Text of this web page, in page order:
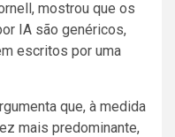
mostrou que os
IA são genéricos,
escritos por uma
que, à medida
mais predominante,